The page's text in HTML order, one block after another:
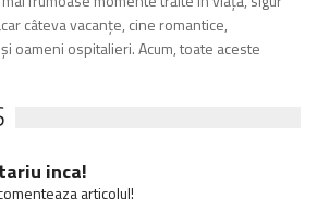
câteva vacanțe, cine romantice,
oameni ospitalieri. Acum, toate aceste
inca!
articolul!